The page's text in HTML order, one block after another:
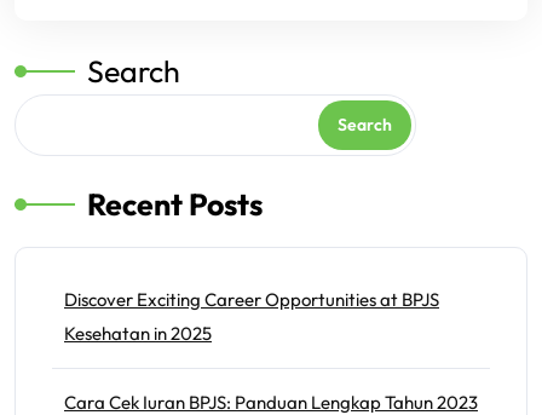
Search
Search
Recent Posts
Discover Exciting Career Opportunities at BPJS
Kesehatan in 2025
Cara Cek Iuran BPJS: Panduan Lengkap Tahun 2023